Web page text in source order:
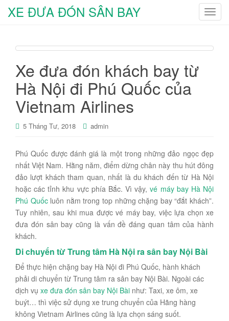
T
g
t
i
o
n
XE ĐƯA ĐÓN SÂN BAY
Xe đưa đón khách bay từ
Hà Nội đi Phú Quốc của
Vietnam Airlines
5 Tháng Tư, 2018 admin
Phú Quốc được đánh giá là một trong những đảo ngọc đẹp
nhất Việt Nam. Hằng năm, điểm dừng chân này thu hút đông
đảo lượt khách tham quan, nhất là du khách đến từ Hà Nội
hoặc các tỉnh khu vực phía Bắc. Vì vậy,vé máy bay Hà Nội
Phú Quốcluôn nằm trong top những chặng bay “đắt khách”.
Tuy nhiên, sau khi mua được vé máy bay, việc lựa chọn xe
đưa đón sân bay cũng là vấn đề đáng quan tâm của hành
khách.
Di chuyển từ Trung tâm Hà Nội ra sân bay Nội Bài
Để thực hiện chặng bay Hà Nội đi Phú Quốc, hành khách
phải di chuyển từ Trung tâm ra sân bay Nội Bài. Ngoài các
dịch vụ xe đưa đón sân bay Nội Bài như: Taxi, xe ôm, xe
buýt… thì việc sử dụng xe trung chuyển của Hãng hàng
không Vietnam Airlines cũng là lựa chọn sáng suốt.